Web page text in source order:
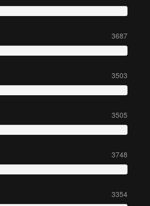
3687
3503
3505
3748
3354